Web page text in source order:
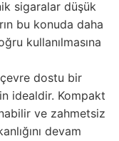
sigaralar düşük
bu konuda daha
kullanılmasına
dostu bir
idealdir. Kompakt
ve zahmetsiz
devam